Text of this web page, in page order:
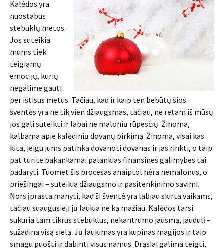
Kalėdos yra
nuostabus
stebuklų metos.
Jos suteikia
mums tiek
teigiamų
emocijų, kurių
negalime gauti
per ištisus metus. Tačiau, kad ir kaip ten bebūtų šios
šventės yra ne tik vien džiaugsmas, tačiau, ne retam iš mūsų
jos gali suteikti ir labai ne malonių rūpesčių. Žinoma,
kalbama apie kalėdinių dovanų pirkimą. Žinoma, visai kas
kita, jeigu jums patinka dovanoti dovanas ir jas rinkti, o taip
pat turite pakankamai palankias finansines galimybes tai
padaryti. Tuomet šis procesas anaiptol nėra nemalonus, o
priešingai – suteikia džiaugsmo ir pasitenkinimo savimi.
Nors įprasta manyti, kad ši šventė yra labiau skirta vaikams,
tačiau suaugusieji jų laukia ne ką mažiau. Kalėdos tarsi
sukuria tam tikrus stebuklus, nekantrumo jausmą, jaudulį –
sužadina visą sielą. Jų laukimas yra kupinas magijos ir taip
smagu puošti ir dabinti visus namus. Drąsiai galima teigti,